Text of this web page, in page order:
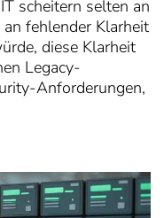
scheitern selten an
fehlender Klarheit
diese Klarheit
Legacy-
Anforderungen,